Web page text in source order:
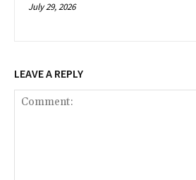
July 29, 2026
LEAVE A REPLY